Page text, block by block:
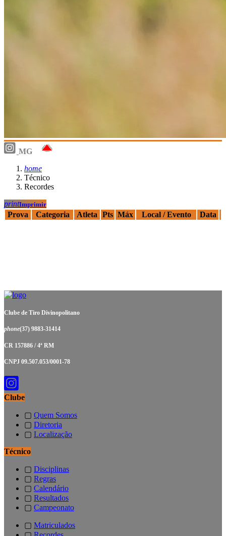
MG
home
Técnico
Recordes
printImprimir
Prova Categoria Atleta Pts Máx Local / Evento Data
Clube de Tiro Divinopolitano
phone(37) 9883-31414
CR 157886 / 4ª RM
CNPJ 09.507.053/0001-78
Clube
▢ Quem Somos
▢ Diretoria
▢ Localização
Técnico
▢ Disciplinas
▢ Regras
▢ Calendário
▢ Resultados
▢ Campeonato
▢ Matriculados